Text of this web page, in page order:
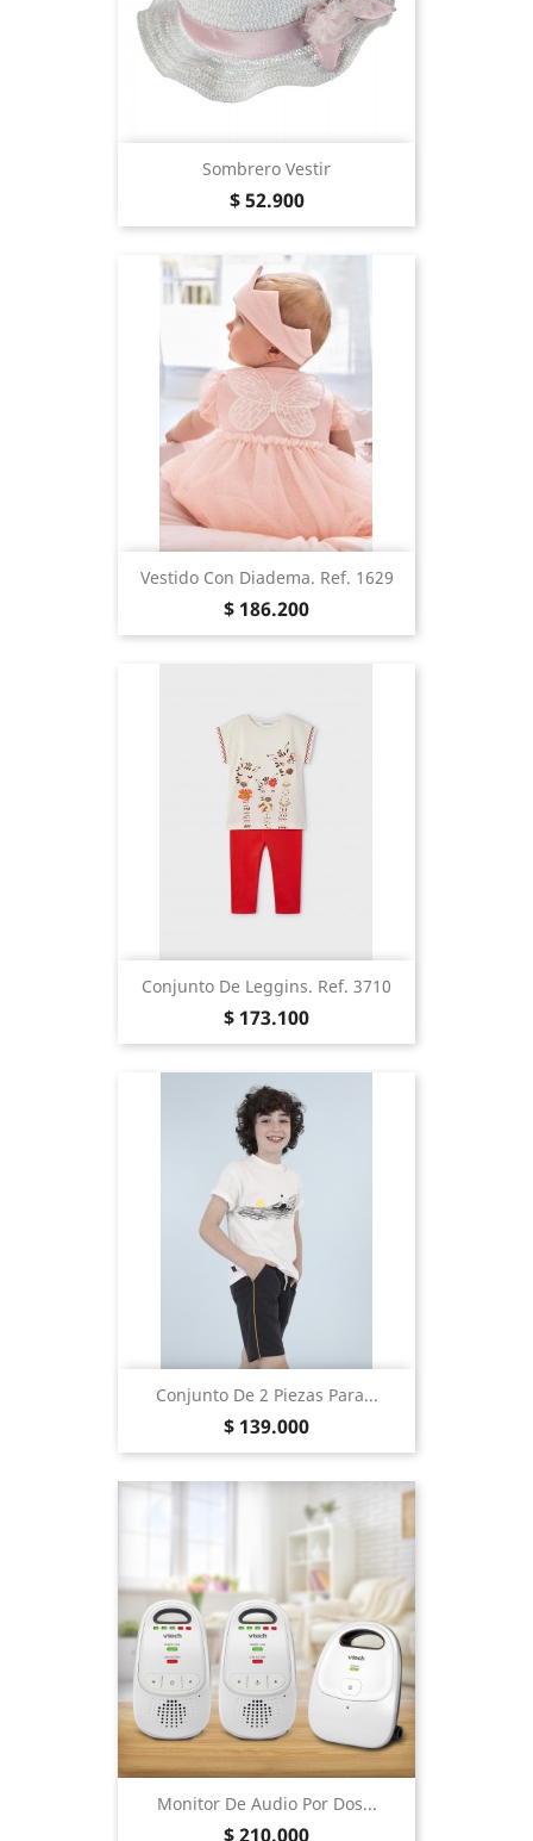
Sombrero Vestir
Precio
$ 52.900
Vestido Con Diadema. Ref. 1629
Precio
$ 186.200
Conjunto De Leggins. Ref. 3710
Precio
$ 173.100
Conjunto De 2 Piezas Para...
Precio
$ 139.000
Monitor De Audio Por Dos...
Precio
$ 210.000